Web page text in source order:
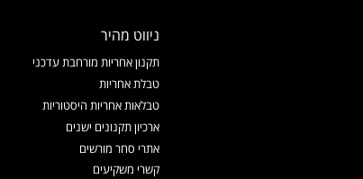
ניווט מהיר
תקנון אחריות מורחבת עדכני
טבלת אחריות
טבלאות אחריות היסטוריות
ארכיון תקנונים ישנים
אתרי סחר מורשים
קשרי משקיעים